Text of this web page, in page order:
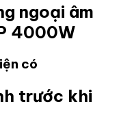
ngoại âm
4000W
có
trước khi